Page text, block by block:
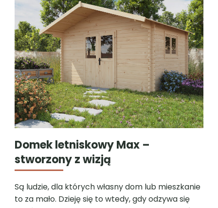
Domek letniskowy Max –
stworzony z wizją
Są ludzie, dla których własny dom lub mieszkanie
to za mało. Dzieję się to wtedy, gdy odzywa się